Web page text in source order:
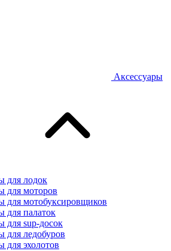
Аксессуары
для лодок
для моторов
для мотобуксировщиков
для палаток
для sup-досок
для ледобуров
для эхолотов